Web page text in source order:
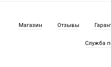
Магазин Отзывы
Служба